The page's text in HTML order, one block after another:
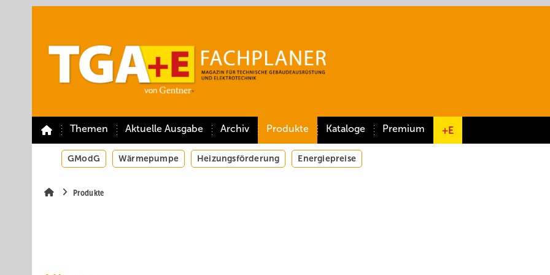
Themen Aktuelle Ausgabe Archiv Produkte Kataloge Premium +E
GModG Wärmepumpe Heizungsförderung Energiepreise
Produkte